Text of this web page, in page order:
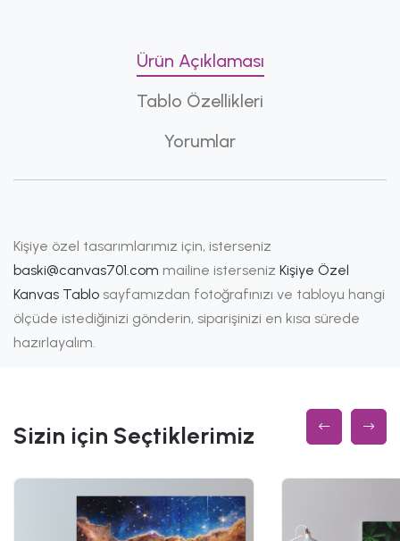
Ürün Açıklaması
Tablo Özellikleri
Yorumlar
Kişiye özel tasarımlarımız için, isterseniz
baski@canvas701.com mailine isterseniz Kişiye Özel
Kanvas Tablo sayfamızdan fotoğrafınızı ve tabloyu hangi
ölçüde istediğinizi gönderin, siparişinizi en kısa sürede
hazırlayalım.
Sizin için Seçtiklerimiz